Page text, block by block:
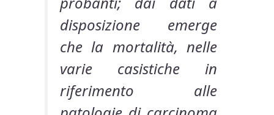
disposizione emerge
che la mortalità, nelle
varie casistiche in
riferimento alle